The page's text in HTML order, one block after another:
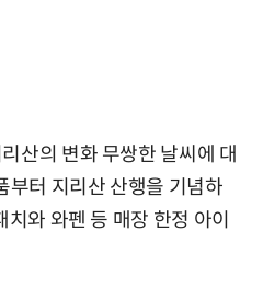
산의 변화 무쌍한 날씨에 대
부터 지리산 산행을 기념하
와 와펜 등 매장 한정 아이